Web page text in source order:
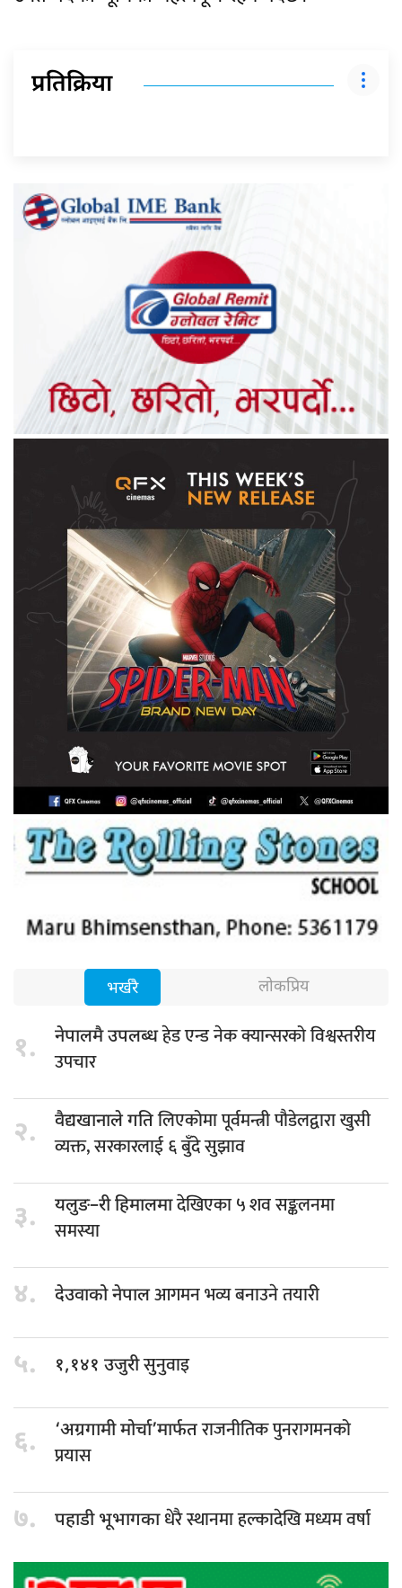
प्रतिक्रिया
भर्खरै लोकप्रिय
१. नेपालमै उपलब्धहेड एन्ड नेक क्यान्सरको विश्वस्तरीय
उपचार
२. वैद्यखानाले गतिलिएकोमा पूर्वमन्त्री पौडेलद्वारा खुसी
व्यक्त, सरकारलाई ६ बुँदे सुझाव
३. यलुङ–री हिमालमादेखिएका ५ शव सङ्कलनमा
समस्या
४. देउवाको नेपालआगमन भव्य बनाउने तयारी
५. १,१४१ उजुरीसुनुवाइ
६. ‘अग्रगामी मोर्चा’मार्फतराजनीतिक पुनरागमनको
प्रयास
७. पहाडी भूभागकाधेरै स्थानमा हल्कादेखि मध्यम वर्षा